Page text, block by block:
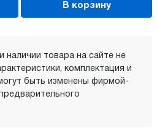
В корзину
наличии товара на сайте не
комплектация и
быть изменены фирмой-